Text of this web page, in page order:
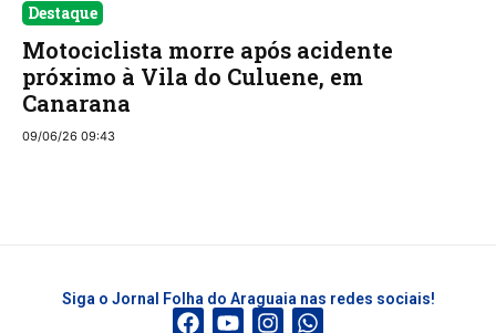
Destaque
Motociclista morre após acidente
próximo à Vila do Culuene, em
Canarana
09/06/26 09:43
Siga o Jornal Folha do Araguaia nas redes sociais!